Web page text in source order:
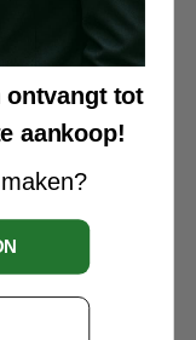
ontvangt tot
aankoop!